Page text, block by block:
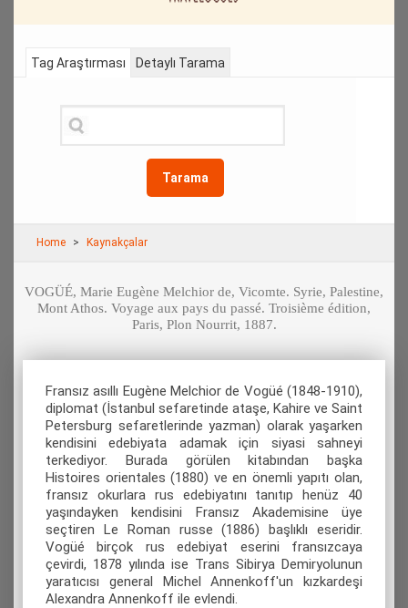
Tag Araştırması
Tarama
Detaylı Tarama
Home Kaynakçalar
VOGÜÉ, Marie Eugène Melchior de, Vicomte. Syrie, Palestine,
Mont Athos. Voyage aux pays du passé. Troisième édition,
Paris, Plon Nourrit, 1887.
Fransız asıllı Eugène Melchior de Vogüé (1848-1910),
diplomat (İstanbul sefaretinde ataşe, Kahire ve Saint
Petersburg sefaretlerinde yazman) olarak yaşarken
kendisini edebiyata adamak için siyasi sahneyi
terkediyor. Burada görülen kitabından başka
Histoires orientales (1880) ve en önemli yapıtı olan,
fransız okurlara rus edebiyatını tanıtıp henüz 40
yaşındayken kendisini Fransız Akademisine üye
seçtiren Le Roman russe (1886) başlıklı eseridir.
Vogüé birçok rus edebiyat eserini fransızcaya
çevirdi, 1878 yılında ise Trans Sibirya Demiryolunun
yaratıcısı general Michel Annenkoff'un kızkardeşi
Alexandra Annenkoff ile evlendi.